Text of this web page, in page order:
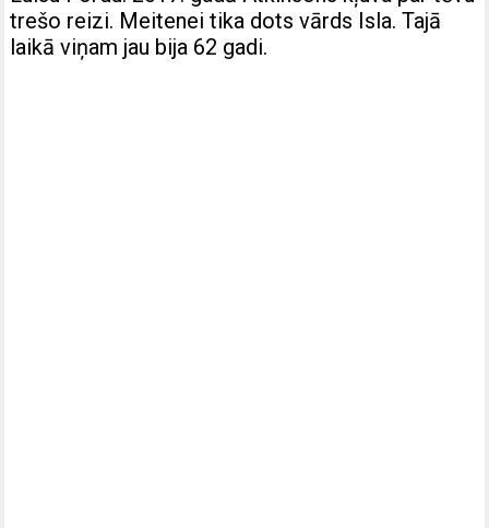
trešo reizi. Meitenei tika dots vārds Isla. Tajā
laikā viņam jau bija 62 gadi.